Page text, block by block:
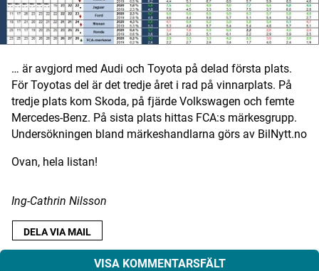
Om Motorbranschen
Kontakt
Nyhetsbrev
Det här är vi
Arbeta för oss
… är avgjord med Audi och Toyota på delad första plats.
För Toyotas del är det tredje året i rad på vinnarplats. På
tredje plats kom Skoda, på fjärde Volkswagen och femte
Mercedes-Benz. På sista plats hittas FCA:s märkesgrupp.
Undersökningen bland märkeshandlarna görs av BilNytt.no
Ovan, hela listan!
Ing-Cathrin Nilsson
DELA VIA MAIL
VISA KOMMENTARSFÄLT